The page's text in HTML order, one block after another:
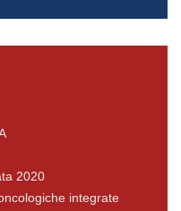
2020
integrate